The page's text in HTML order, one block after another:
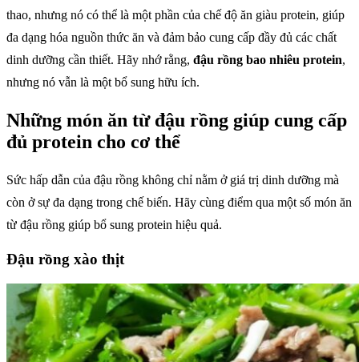
thao, nhưng nó có thể là một phần của chế độ ăn giàu protein, giúp
đa dạng hóa nguồn thức ăn và đảm bảo cung cấp đầy đủ các chất
dinh dưỡng cần thiết. Hãy nhớ rằng, đậu rồng bao nhiêu protein,
nhưng nó vẫn là một bổ sung hữu ích.
Những món ăn từ đậu rồng giúp cung cấp
đủ protein cho cơ thể
Sức hấp dẫn của đậu rồng không chỉ nằm ở giá trị dinh dưỡng mà
còn ở sự đa dạng trong chế biến. Hãy cùng điểm qua một số món ăn
từ đậu rồng giúp bổ sung protein hiệu quả.
Đậu rồng xào thịt